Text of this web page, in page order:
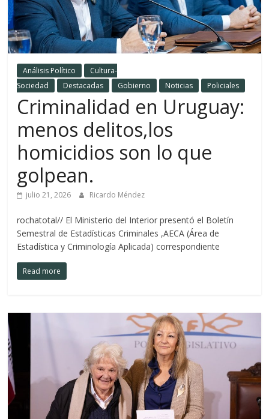
Análisis Político
Cultura-
Sociedad
Destacadas Gobierno Noticias Policiales
Criminalidad en Uruguay:
menos delitos,los
homicidios son lo que
golpean.
julio 21, 2026 Ricardo Méndez
rochatotal// El Ministerio del Interior presentó el Boletín
Semestral de Estadísticas Criminales ,AECA (Área de
Estadística y Criminología Aplicada) correspondiente
Read more